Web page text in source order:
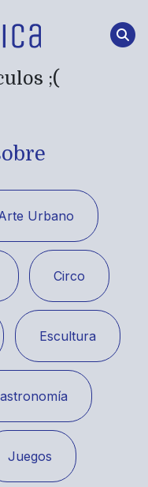
;(
Urbano
Circo
Escultura
Juegos